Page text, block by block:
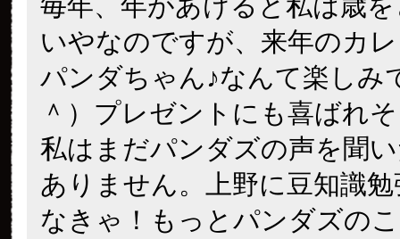
いやなのですが、来年のカ
パンダちゃん♪なんて楽しみ
＾）プレゼントにも喜ばれ
私はまだパンダズの声を聞
ありません。上野に豆知識
なきゃ！もっとパンダズの